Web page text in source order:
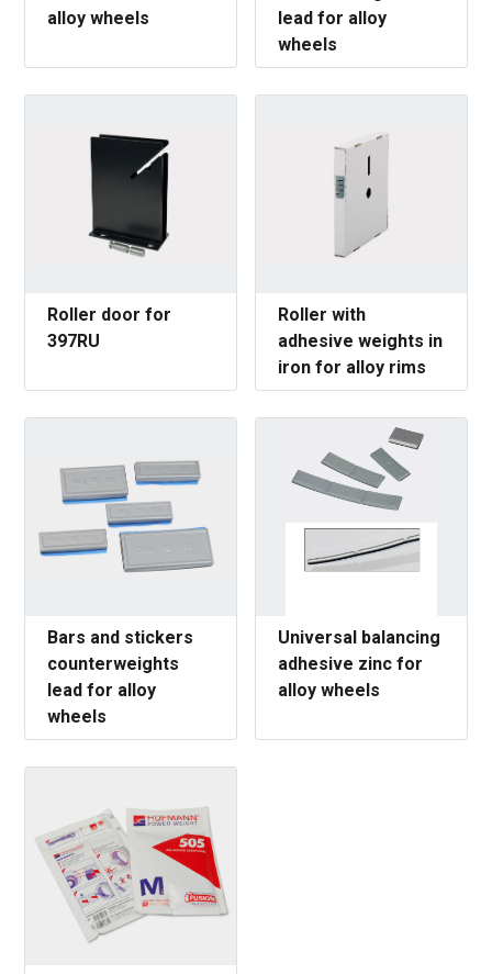
alloy wheels
lead for alloy
wheels
Roller door for
397RU
Roller with
adhesive weights in
iron for alloy rims
Bars and stickers
counterweights
lead for alloy
wheels
Universal balancing
adhesive zinc for
alloy wheels